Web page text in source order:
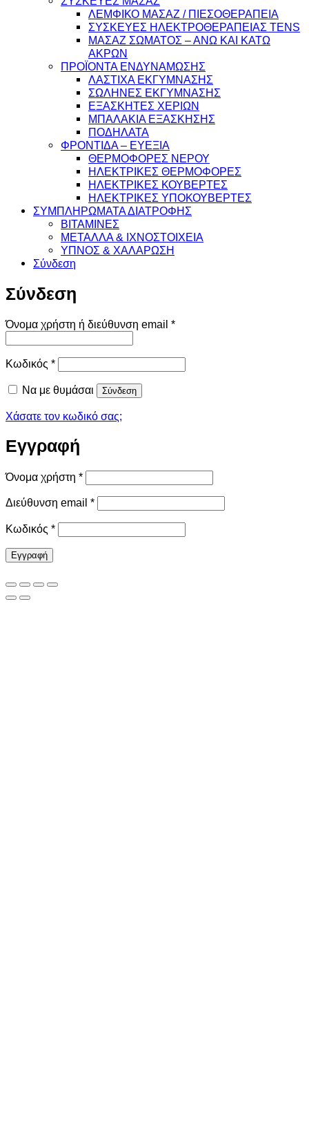
ΛΕΜΦΙΚΟ ΜΑΣΑΖ / ΠΙΕΣΟΘΕΡΑΠΕΙΑ
ΣΥΣΚΕΥΕΣ ΗΛΕΚΤΡΟΘΕΡΑΠΕΙΑΣ TENS
ΜΑΣΑΖ ΣΩΜΑΤΟΣ – ΑΝΩ ΚΑΙ ΚΑΤΩ
ΑΚΡΩΝ
ΠΡΟΪΟΝΤΑ ΕΝΔΥΝΑΜΩΣΗΣ
ΛΑΣΤΙΧΑ ΕΚΓΥΜΝΑΣΗΣ
ΣΩΛΗΝΕΣ ΕΚΓΥΜΝΑΣΗΣ
ΕΞΑΣΚΗΤΕΣ ΧΕΡΙΩΝ
ΜΠΑΛΑΚΙΑ ΕΞΑΣΚΗΣΗΣ
ΠΟΔΗΛΑΤΑ
ΦΡΟΝΤΙΔΑ – ΕΥΕΞΙΑ
ΘΕΡΜΟΦΟΡΕΣ ΝΕΡΟΥ
ΗΛΕΚΤΡΙΚΕΣ ΘΕΡΜΟΦΟΡΕΣ
ΗΛΕΚΤΡΙΚΕΣ ΚΟΥΒΕΡΤΕΣ
ΗΛΕΚΤΡΙΚΕΣ ΥΠΟΚΟΥΒΕΡΤΕΣ
ΣΥΜΠΛΗΡΩΜΑΤΑ ΔΙΑΤΡΟΦΗΣ
ΒΙΤΑΜΙΝΕΣ
ΜΕΤΑΛΛΑ & ΙΧΝΟΣΤΟΙΧΕΙΑ
ΥΠΝΟΣ & ΧΑΛΑΡΩΣΗ
Σύνδεση
Σύνδεση
Όνομα χρήστη ή διεύθυνση email *Απαιτείται
Κωδικός *Απαιτείται
Να με θυμάσαι Σύνδεση
Χάσατε τον κωδικό σας;
Εγγραφή
Όνομα χρήστη *Απαιτείται
Διεύθυνση email *Απαιτείται
Κωδικός *Απαιτείται
Εγγραφή